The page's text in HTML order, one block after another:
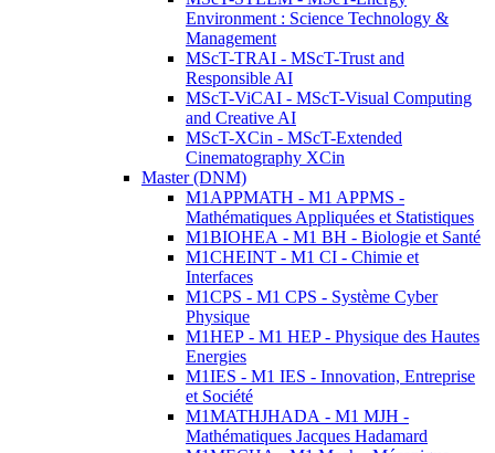
Environment : Science Technology &
Management
MScT-TRAI - MScT-Trust and
Responsible AI
MScT-ViCAI - MScT-Visual Computing
and Creative AI
MScT-XCin - MScT-Extended
Cinematography XCin
Master (DNM)
M1APPMATH - M1 APPMS -
Mathématiques Appliquées et Statistiques
M1BIOHEA - M1 BH - Biologie et Santé
M1CHEINT - M1 CI - Chimie et
Interfaces
M1CPS - M1 CPS - Système Cyber
Physique
M1HEP - M1 HEP - Physique des Hautes
Energies
M1IES - M1 IES - Innovation, Entreprise
et Société
M1MATHJHADA - M1 MJH -
Mathématiques Jacques Hadamard